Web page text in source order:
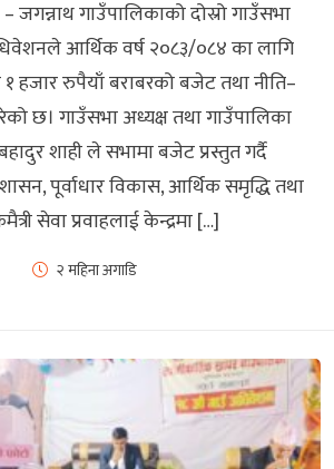
जगन्नाथ गाउँपालिकाको दोस्रो गाउँसभा
आर्थिक वर्ष २०८३/०८४ का लागि
हजार रुपैयाँ बराबरको बजेट तथा नीति–
छ। गाउँसभा अध्यक्ष तथा गाउँपालिका
शाही ले सभामा बजेट प्रस्तुत गर्दै
पूर्वाधार विकास, आर्थिक समृद्धि तथा
सेवा प्रवाहलाई केन्द्रमा […]
२ महिना अगाडि